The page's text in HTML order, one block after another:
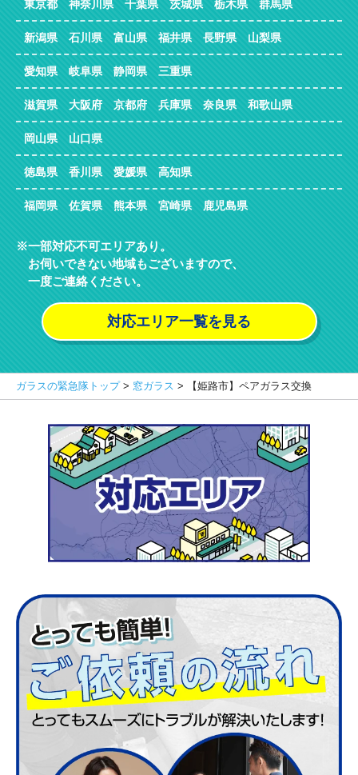
東京都 神奈川県 千葉県 茨城県 栃木県 群馬県
新潟県 石川県 富山県 福井県 長野県 山梨県
愛知県 岐阜県 静岡県 三重県
滋賀県 大阪府 京都府 兵庫県 奈良県 和歌山県
岡山県 山口県
徳島県 香川県 愛媛県 高知県
福岡県 佐賀県 熊本県 宮崎県 鹿児島県
一部対応不可エリアあり。
お伺いできない地域もございますので、
一度ご連絡ください。
対応エリア一覧を見る
ガラスの緊急隊トップ> 窓ガラス > 【姫路市】ペアガラス交換